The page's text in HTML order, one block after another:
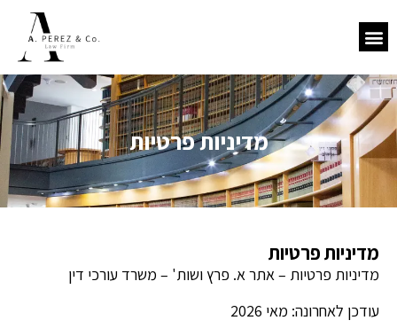
מדיניות פרטיות
מדיניות פרטיות
מדיניות פרטיות – אתר א. פרץ ושות' – משרד עורכי דין
עודכן לאחרונה: מאי 2026